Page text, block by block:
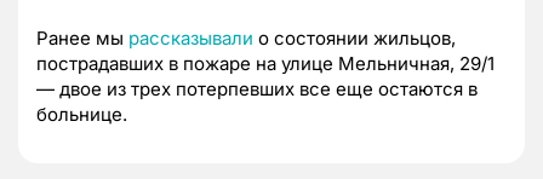
Ранее мы рассказывали о состоянии жильцов,
пострадавших в пожаре на улице Мельничная, 29/1
— двое из трех потерпевших все еще остаются в
больнице.